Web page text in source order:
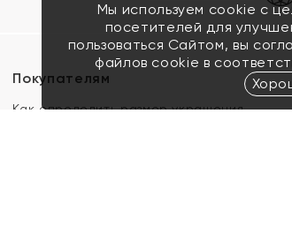
Покупателям
Как определить размер украшения
Мы используем cookie с
посетителей для
пользоваться Сайтом, вы
файлов cookie в